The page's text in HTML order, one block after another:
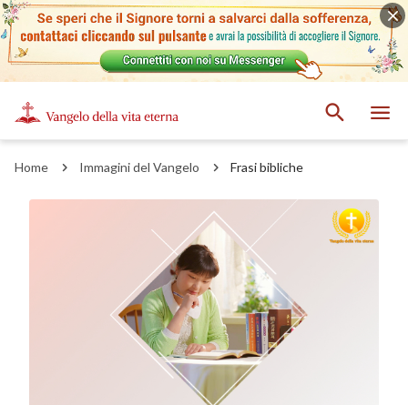
Home Immagini del Vangelo Frasi bibliche